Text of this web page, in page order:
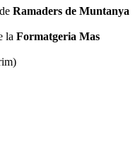
Ramaders de Muntanya
la Formatgeria Mas